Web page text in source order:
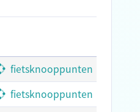
fietsknooppunten
fietsknooppunten